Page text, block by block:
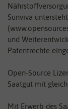
Sunviva
und
Patentrechte
Open-Source
Saatgut mit
Mit Erwerb des